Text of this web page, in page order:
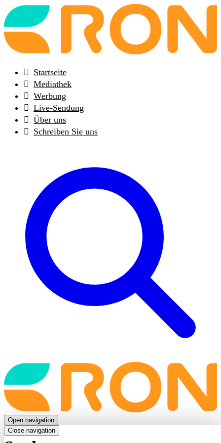
Back
to
frontpage
Startseite
Mediathek
Werbung
Live-Sendung
Über uns
Schreiben Sie uns
Back
to
frontpage
Open navigation
Close navigation